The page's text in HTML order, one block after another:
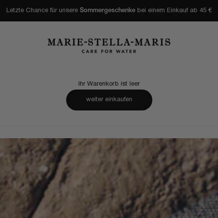
Letzte Chance für unsere Sommergeschenke bei einem Einkauf ab 45 €
Marie-Stella-Maris
Ihr Warenkorb ist leer
weiter einkaufen